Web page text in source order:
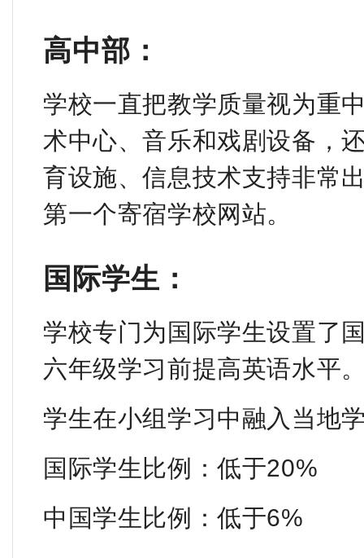
高中部：
学校一直把教学质量视为重
术中心、音乐和戏剧设备，
育设施、信息技术支持非常
第一个寄宿学校网站。
国际学生：
学校专门为国际学生设置了
六年级学习前提高英语水平
学生在小组学习中融入当地
国际学生比例：低于20%
中国学生比例：低于6%